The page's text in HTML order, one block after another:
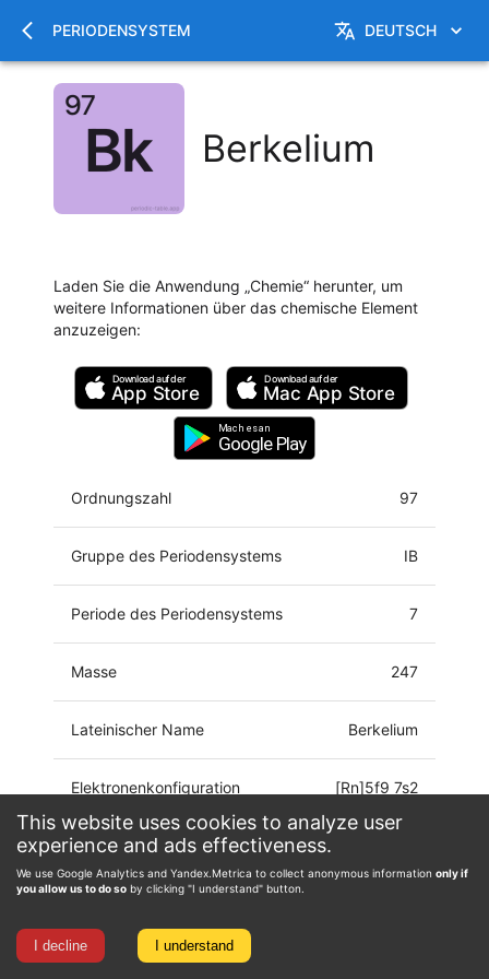
This website uses cookies to analyze user
experience and ads effectiveness.
We use Google Analytics and Yandex.Metrica to collect anonymous information only if
you allow us to do so by clicking "I understand" button.
I decline I understand
PERIODENSYSTEM DEUTSCH
Berkelium
Laden Sie die Anwendung „Chemie“ herunter, um
weitere Informationen über das chemische Element
anzuzeigen:
Download auf der
App Store
Download auf der
Mac App Store
Mach es an
Google Play
Ordnungszahl 97
Gruppe des Periodensystems IB
Periode des Periodensystems 7
Masse 247
Lateinischer Name Berkelium
Elektronenkonfiguration [Rn]5f9 7s2
Oxidationsstufe